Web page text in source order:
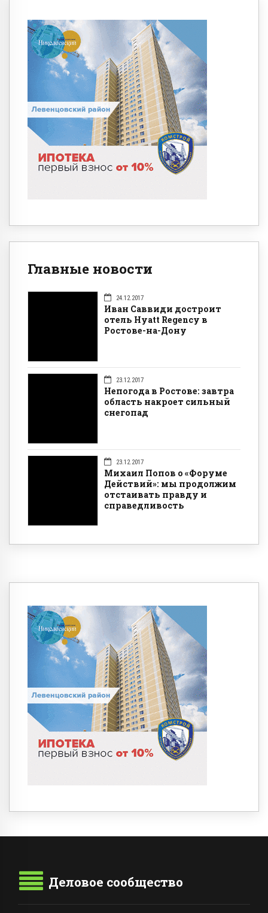
Главные новости
24.12.2017
Иван Саввиди достроит
отель Hyatt Regency в
Ростове-на-Дону
23.12.2017
Непогода в Ростове: завтра
область накроет сильный
снегопад
23.12.2017
Михаил Попов о «Форуме
Действий»: мы продолжим
отстаивать правду и
справедливость
Деловое сообщество